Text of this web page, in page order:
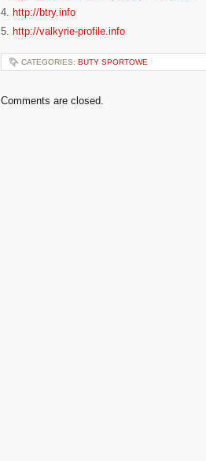
4. http://btry.info
5. http://valkyrie-profile.info
CATEGORIES: BUTY SPORTOWE
Comments are closed.